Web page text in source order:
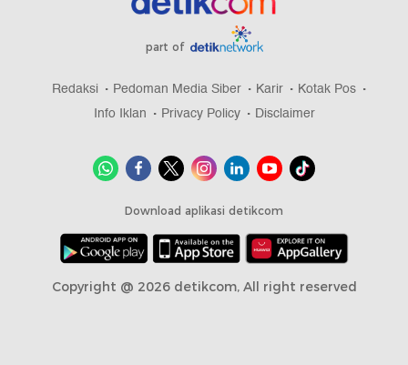
part of
Redaksi Pedoman Media Siber Karir
Kotak Pos
Info Iklan
Privacy Policy Disclaimer
Download aplikasi detikcom
Copyright @ 2026 detikcom, All right reserved